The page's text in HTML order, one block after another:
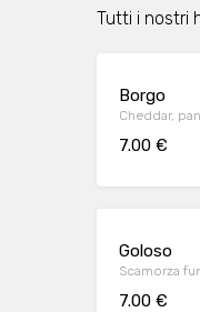
Tutti i nostri
Borgo
Cheddar,
7.00 €
Goloso
Scamorza
7.00 €